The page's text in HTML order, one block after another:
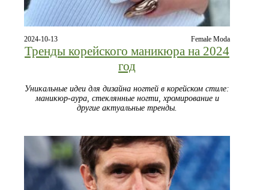
2024-10-13 Female Moda
Тренды корейского маникюра на 2024
год
Уникальные идеи для дизайна ногтей в корейском стиле:
маникюр-аура, стеклянные ногти, хромирование и
другие актуальные тренды.